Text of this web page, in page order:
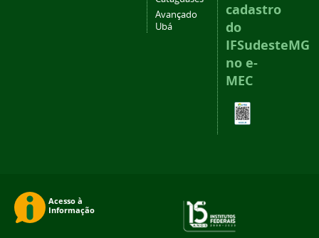
Avançado
Ubá
cadastro
do
IFSudesteMG
no e-
MEC